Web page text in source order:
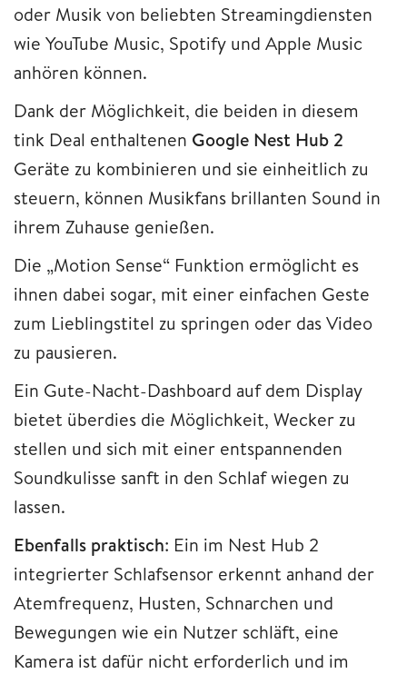
oder Musik von beliebten Streamingdiensten
wie YouTube Music, Spotify und Apple Music
anhören können.
Dank der Möglichkeit, die beiden in diesem
tink Deal enthaltenen Google Nest Hub 2
Geräte zu kombinieren und sie einheitlich zu
steuern, können Musikfans brillanten Sound in
ihrem Zuhause genießen.
Die „Motion Sense“ Funktion ermöglicht es
ihnen dabei sogar, mit einer einfachen Geste
zum Lieblingstitel zu springen oder das Video
zu pausieren.
Ein Gute-Nacht-Dashboard auf dem Display
bietet überdies die Möglichkeit, Wecker zu
stellen und sich mit einer entspannenden
Soundkulisse sanft in den Schlaf wiegen zu
lassen.
Ebenfalls praktisch: Ein im Nest Hub 2
integrierter Schlafsensor erkennt anhand der
Atemfrequenz, Husten, Schnarchen und
Bewegungen wie ein Nutzer schläft, eine
Kamera ist dafür nicht erforderlich und im